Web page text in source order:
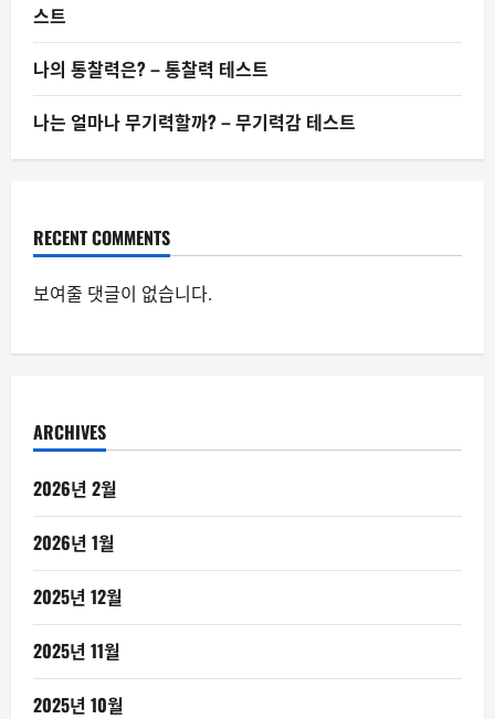
스트
나의 통찰력은? – 통찰력 테스트
나는 얼마나 무기력할까? – 무기력감 테스트
RECENT COMMENTS
보여줄 댓글이 없습니다.
ARCHIVES
2026년 2월
2026년 1월
2025년 12월
2025년 11월
2025년 10월